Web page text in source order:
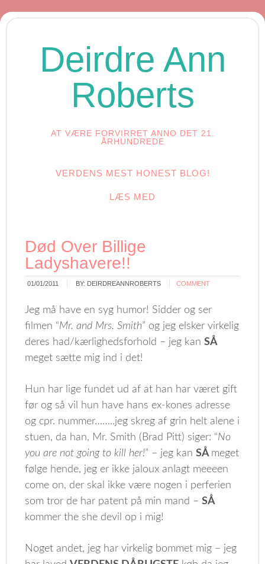
Deirdre Ann
Roberts
AT VÆRE FORVIRRET ANNO DET 21.
ÅRHUNDREDE
VERDENS MEST HONEST BLOG!
LÆS MED
Død Over Billige
Ladyshavere!!
01/01/2011 BY: DEIRDREANNROBERTS COMMENT
Jeg må have en syg humor! Sidder og ser
filmen “Mr. and Mrs. Smith” og jeg elsker virkelig
deres had/kærlighedsforhold – jeg kanSÅ
meget sætte mig ind i det!
Hun har lige fundet ud af at han har været gift
før og så vil hun have hans ex-kones adresse
og cpr. nummer……..jeg skreg af grin helt alene i
stuen, da han, Mr. Smith (Brad Pitt) siger: “No
you are not going to kill her!” – jeg kanSÅ meget
følge hende, jeg er ikke jaloux anlagt meeeen
come on, der skal ikke være nogen i perferien
som tror de har patent på min mand –SÅ
kommer the she devil op i mig!
Noget andet, jeg har virkelig bommet mig – jeg